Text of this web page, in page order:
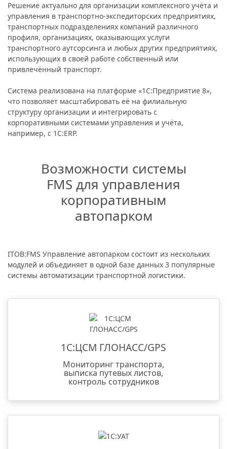
Решение актуально для организации комплексного учёта и
управления в транспортно-экспедиторских предприятиях,
транспортных подразделениях компаний различного
профиля, организациях, оказывающих услуги
транспортного аутсорсинга и любых других предприятиях,
использующих в своей работе собственный или
привлечённый транспорт.
Система реализована на платформе «1С:Предприятие 8»,
что позволяет масштабировать её на филиальную
структуру организации и интегрировать с
корпоративными системами управления и учёта,
например, с 1С:ERP.
Возможности системы
FMS для управления
корпоративным
автопарком
ITOB:FMS Управление автопарком состоит из нескольких
модулей и объединяет в одной базе данных 3 популярные
системы автоматизации транспортной логистики.
1С:ЦСМ ГЛОНАСС/GPS
Мониторинг транспорта,
выписка путевых листов,
контроль сотрудников